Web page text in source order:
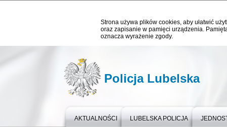
Strona używa plików cookies, aby ułatwić
oraz zapisanie w pamięci urządzenia.
oznacza wyrażenie zgody.
Policja Lubelska
AKTUALNOŚCI LUBELSKA POLICJA